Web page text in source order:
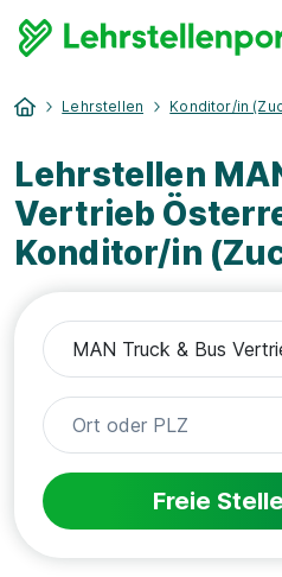
Lehrstellen Konditor/in
Lehrstellen
Vertrieb
Konditor/in
Freie